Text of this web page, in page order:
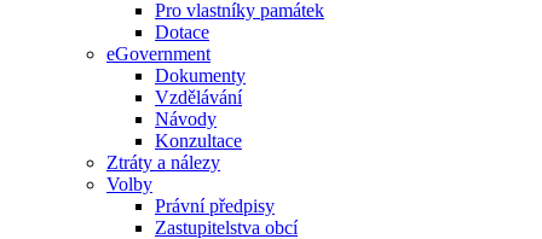
Pro vlastníky památek
Dotace
eGovernment
Dokumenty
Vzdělávání
Návody
Konzultace
Ztráty a nálezy
Volby
Právní předpisy
Zastupitelstva obcí